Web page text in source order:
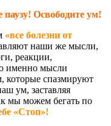
Освободите ум!
«все болезни от
наши же мысли,
реакции,
именно мысли
которые спазмируют
ум, заставляя
мы можем бегать по
«Стоп»!